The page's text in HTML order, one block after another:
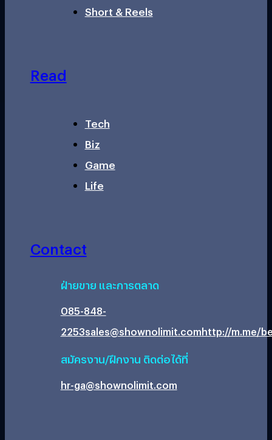
Short & Reels
Read
Tech
Biz
Game
Life
Contact
ฝ่ายขาย และการตลาด
085-848-
2253sales@shownolimit.comhttp://m.me/
สมัครงาน/ฝึกงาน ติดต่อได้ที่
hr-ga@shownolimit.com